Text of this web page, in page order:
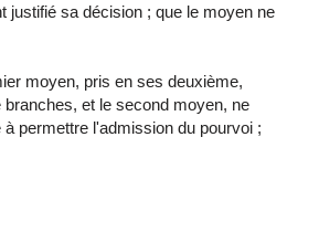
justifié sa décision ; que le moyen ne
moyen, pris en ses deuxième,
et le second moyen, ne
permettre l'admission du pourvoi ;